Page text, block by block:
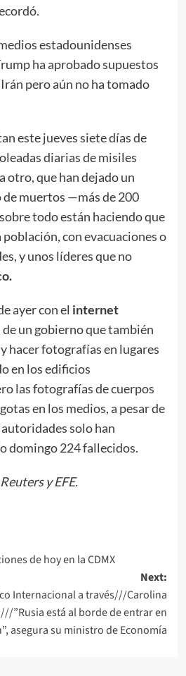
estadounidenses
ha aprobado supuestos
pero aún no ha tomado
este jueves siete días de
diarias de misiles
otro, que han dejado un
muertos —más de 200
todo están haciendo que
población, con evacuaciones o
y unos líderes que no
ayer con el internet
un gobierno que también
hacer fotografías en lugares
en los edificios
las fotografías de cuerpos
en los medios, a pesar de
solo han
domingo 224 fallecidos.
y EFE.
de hoy en la CDMX
Next:
Internacional a través///Carolina
”Rusia está al borde de entrar en
asegura su ministro de Economía